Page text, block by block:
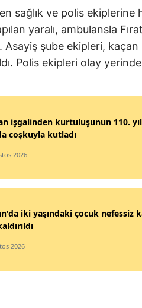
sağlık ve polis ekiplerine
yaralı, ambulansla Fırat
şube ekipleri, kaçan
Polis ekipleri olay
işgalinden kurtuluşunun 110.
coşkuyla kutladı
2026
iki yaşındaki çocuk nefessiz
2026